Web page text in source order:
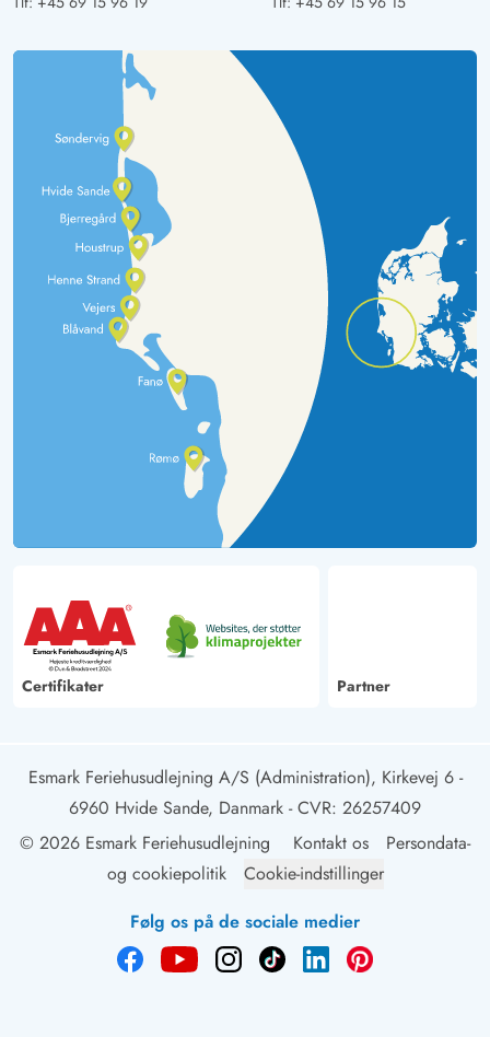
Certifikater Partner
Esmark Feriehusudlejning A/S (Administration), Kirkevej 6 -
6960 Hvide Sande, Danmark - CVR: 26257409
© 2026 Esmark Feriehusudlejning
Kontakt os
Persondata-
og cookiepolitik
Cookie-indstillinger
Følg os på de sociale medier